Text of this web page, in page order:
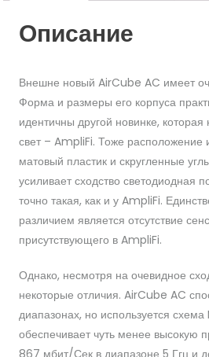
Описание
Внешне новый AirCube AC имеет
Форма и размеры его корпуса
идентичны другой новинке,
свет – AmpliFi. Тоже расположение
матовый пластик и скругленные
усиливает сходство светодиодная
точно такая, как и у AmpliFi.
различием является отсутствие
присутствующего в AmpliFi.
Однако, несмотря на очевидное
некоторые отличия. AirCube AC
диапазонах, но используется
обеспечивает чуть менее высокую